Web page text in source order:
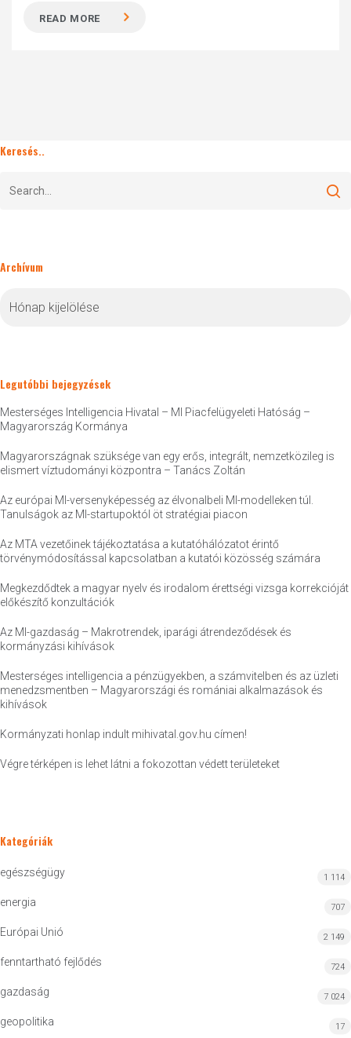
READ MORE
Keresés..
Archívum
Legutóbbi bejegyzések
Mesterséges Intelligencia Hivatal – MI Piacfelügyeleti Hatóság –
Magyarország Kormánya
Magyarországnak szüksége van egy erős, integrált, nemzetközileg is
elismert víztudományi központra – Tanács Zoltán
Az európai MI-versenyképesség az élvonalbeli MI-modelleken túl.
Tanulságok az MI-startupoktól öt stratégiai piacon
Az MTA vezetőinek tájékoztatása a kutatóhálózatot érintő
törvénymódosítással kapcsolatban a kutatói közösség számára
Megkezdődtek a magyar nyelv és irodalom érettségi vizsga korrekcióját
előkészítő konzultációk
Az MI-gazdaság – Makrotrendek, iparági átrendeződések és
kormányzási kihívások
Mesterséges intelligencia a pénzügyekben, a számvitelben és az üzleti
menedzsmentben – Magyarországi és romániai alkalmazások és
kihívások
Kormányzati honlap indult mihivatal.gov.hu címen!
Végre térképen is lehet látni a fokozottan védett területeket
Kategóriák
egészségügy 1 114
energia 707
Európai Unió 2 149
fenntartható fejlődés 724
gazdaság 7 024
geopolitika 17